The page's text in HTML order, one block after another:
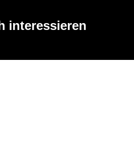
interessieren